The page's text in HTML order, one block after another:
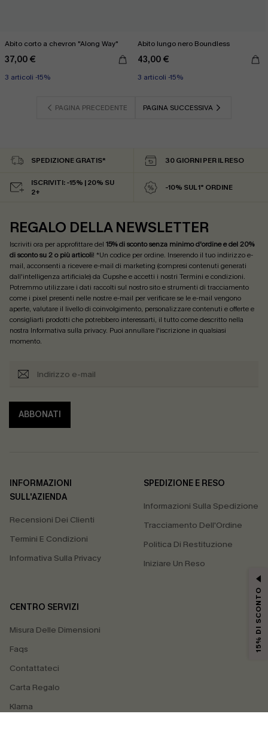
Abito corto a chevron "Along Way"
37,00 €
3 articoli -15%
Abito lungo nero Boundless
43,00 €
3 articoli -15%
PAGINA PRECEDENTE PAGINA SUCCESSIVA
SPEDIZIONE GRATIS* 30 GIORNI PER IL RESO
ISCRIVITI: -15% | 20% SU
2+
-10% SUL 1° ORDINE
REGALO DELLA NEWSLETTER
Iscriviti ora per approfittare del 15% di sconto senza minimo d'ordine e del 20%
di sconto su 2 o più articoli! *Un codice per ordine. Inserendo il tuo indirizzo e-
mail, acconsenti a ricevere e-mail di marketing (compresi contenuti generati
dall'intelligenza artificiale) da Cupshe e accetti i nostri Termini e condizioni.
Potremmo utilizzare i dati raccolti sul nostro sito e strumenti di tracciamento
come i pixel presenti nelle nostre e-mail per verificare se le e-mail vengono
aperte, valutare il livello di coinvolgimento, personalizzare contenuti e offerte e
consigliarti prodotti che potrebbero interessarti, il tutto come descritto nella
nostra Informativa sulla privacy. Puoi annullare l'iscrizione in qualsiasi
momento.
ABBONATI
INFORMAZIONI
SULL'AZIENDA
Recensioni Dei Clienti
Termini E Condizioni
Informativa Sulla Privacy
SPEDIZIONE E RESO
Informazioni Sulla Spedizione
Tracciamento Dell'Ordine
Politica Di Restituzione
Iniziare Un Reso
CENTRO SERVIZI
Misura Delle Dimensioni
Faqs
Contattateci
Carta Regalo
Klarna
15% DI SCONTO